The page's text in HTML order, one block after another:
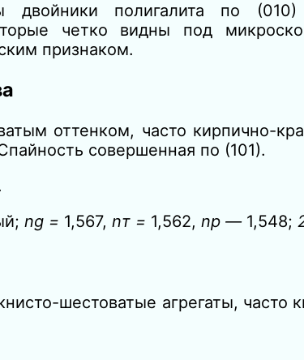
двойники полигалита по
четко видны под
признаком.
оттенком, часто кирпично-
совершенная по (101).
ng = 1,567, nт = 1,562, nр — 1,548;
шестоватые агрегаты, часто